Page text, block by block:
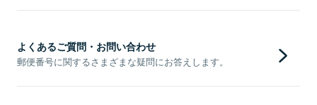
よくあるご質問・お問い合わせ
郵便番号に関するさまざまな疑問にお答えします。